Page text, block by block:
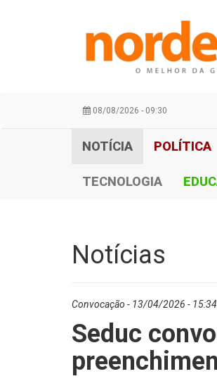
08/08/2026 - 09:30
NOTÍCIA POLÍTICA
TECNOLOGIA
Notícias
Convocação - 13/04/2026 - 15:34
Seduc